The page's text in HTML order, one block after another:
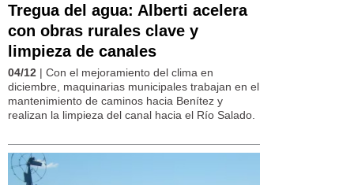
Tregua del agua: Alberti acelera
con obras rurales clave y
limpieza de canales
04/12 | Con el mejoramiento del clima en
diciembre, maquinarias municipales trabajan en el
mantenimiento de caminos hacia Benítez y
realizan la limpieza del canal hacia el Río Salado.